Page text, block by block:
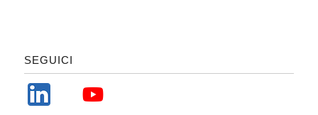
SEGUICI